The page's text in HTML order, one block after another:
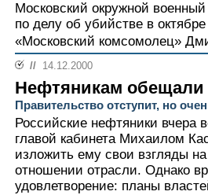
Московский окружной
по делу об убийстве в
«Московский комсомолец»
// 14.12.2000
Нефтяникам
Правительство отступит, но
Российские нефтяники вчера
главой кабинета Михаилом
изложить ему свои взгляды
отношении отрасли. Однако
удовлетворение: планы